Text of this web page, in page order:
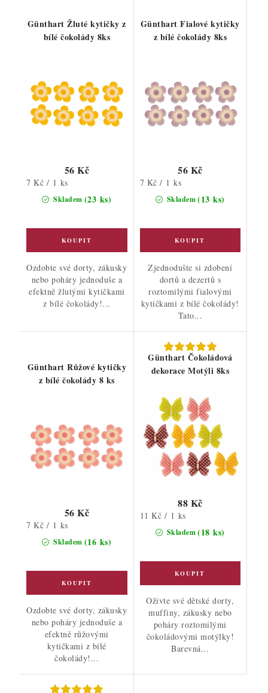
Günthart Žluté kytičky z
bílé čokolády 8ks
Skladem (23 ks)
56 Kč
Měrná
cena:
7 Kč / 1 ks
Ozdobte své dorty, zákusky
nebo poháry jednoduše a
efektně žlutými kytičkami
z bílé čokolády!...
Günthart Fialové kytičky
z bílé čokolády 8ks
Skladem(13 ks)
56 Kč
Měrná
cena:
7 Kč / 1 ks
Zjednodušte si zdobení
dortů a dezertů s
roztomilými fialovými
kytičkami z bílé čokolády!
Tato...
Günthart Růžové kytičky
z bílé čokolády 8 ks
Skladem (16 ks)
56 Kč
Měrná
cena:
7 Kč / 1 ks
Ozdobte své dorty, zákusky
nebo poháry jednoduše a
efektně růžovými
kytičkami z bílé
čokolády!...
Günthart Čokoládová
dekorace Motýli 8ks
Skladem(18 ks)
88 Kč
Měrná
cena:
11 Kč / 1 ks
Oživte své dětské dorty,
muffiny, zákusky nebo
poháry roztomilými
čokoládovými motýlky!
Barevná...